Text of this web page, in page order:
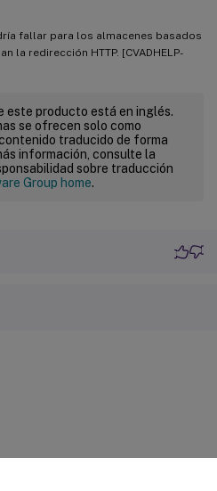
fallar para los almacenes basados
la redirección HTTP. [CVADHELP-
este producto está en inglés.
se ofrecen solo como
traducido de forma
información, consulte la
sobre traducción
Group home.